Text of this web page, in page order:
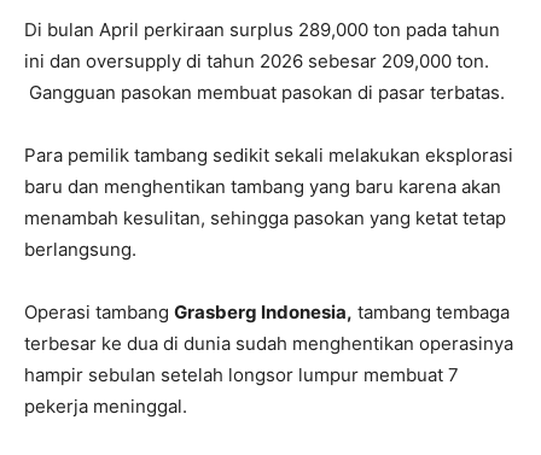
Di bulan April perkiraan surplus 289,000 ton pada tahun
ini dan oversupply di tahun 2026 sebesar 209,000 ton.
Gangguan pasokan membuat pasokan di pasar terbatas.
Para pemilik tambang sedikit sekali melakukan eksplorasi
baru dan menghentikan tambang yang baru karena akan
menambah kesulitan, sehingga pasokan yang ketat tetap
berlangsung.
Operasi tambang Grasberg Indonesia, tambang tembaga
terbesar ke dua di dunia sudah menghentikan operasinya
hampir sebulan setelah longsor lumpur membuat 7
pekerja meninggal.